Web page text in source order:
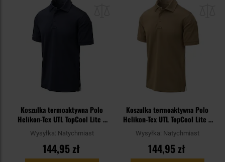
schowka
Koszulka termoaktywna Polo
Helikon-Tex UTL TopCool Lite -
Navy Blue
Wysyłka: Natychmiast
144,95 zł
Koszulka termoaktywna Polo
Helikon-Tex UTL TopCool Lite -
Coyote
Wysyłka: Natychmiast
144,95 zł